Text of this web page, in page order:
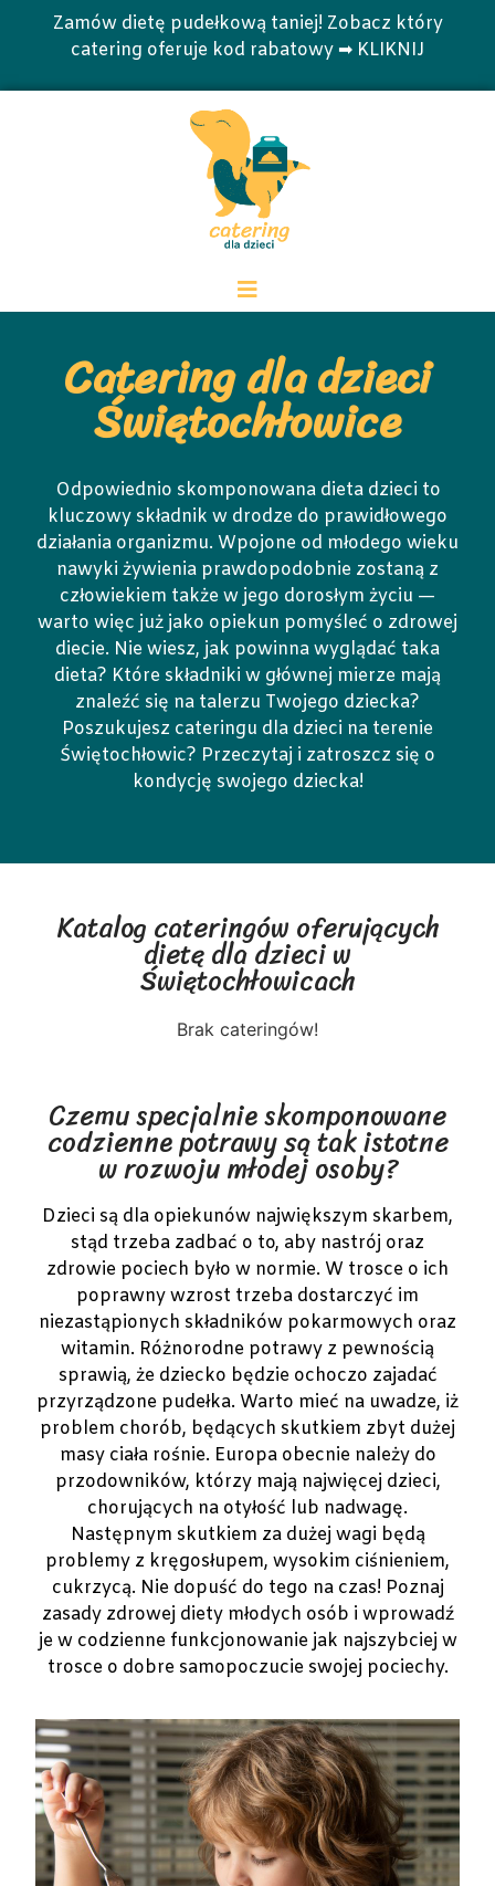
Zamów dietę pudełkową taniej! Zobacz który
catering oferuje kod rabatowy ➡ KLIKNIJ
Catering dla dzieci
Świętochłowice
Odpowiednio skomponowana dieta dzieci to
kluczowy składnik w drodze do prawidłowego
działania organizmu. Wpojone od młodego wieku
nawyki żywienia prawdopodobnie zostaną z
człowiekiem także w jego dorosłym życiu —
warto więc już jako opiekun pomyśleć o zdrowej
diecie. Nie wiesz, jak powinna wyglądać taka
dieta? Które składniki w głównej mierze mają
znaleźć się na talerzu Twojego dziecka?
Poszukujesz cateringu dla dzieci na terenie
Świętochłowic? Przeczytaj i zatroszcz się o
kondycję swojego dziecka!
Katalog cateringów oferujących
dietę dla dzieci w
Świętochłowicach
Brak cateringów!
Czemu specjalnie skomponowane
codzienne potrawy są tak istotne
w rozwoju młodej osoby?
Dzieci są dla opiekunów największym skarbem,
stąd trzeba zadbać o to, aby nastrój oraz
zdrowie pociech było w normie. W trosce o ich
poprawny wzrost trzeba dostarczyć im
niezastąpionych składników pokarmowych oraz
witamin. Różnorodne potrawy z pewnością
sprawią, że dziecko będzie ochoczo zajadać
przyrządzone pudełka. Warto mieć na uwadze, iż
problem chorób, będących skutkiem zbyt dużej
masy ciała rośnie. Europa obecnie należy do
przodowników, którzy mają najwięcej dzieci,
chorujących na otyłość lub nadwagę.
Następnym skutkiem za dużej wagi będą
problemy z kręgosłupem, wysokim ciśnieniem,
cukrzycą. Nie dopuść do tego na czas! Poznaj
zasady zdrowej diety młodych osób i wprowadź
je w codzienne funkcjonowanie jak najszybciej w
trosce o dobre samopoczucie swojej pociechy.